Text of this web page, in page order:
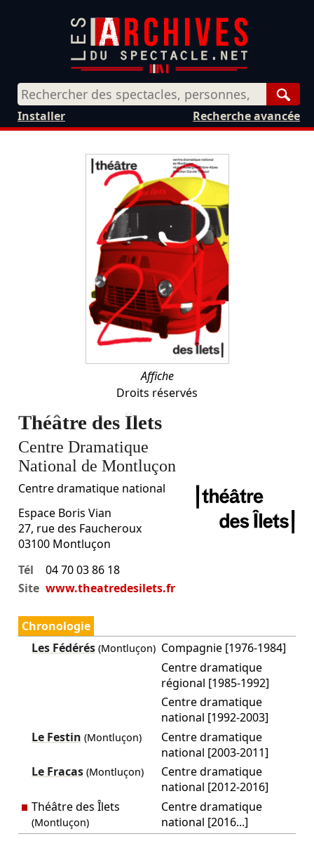
Recherche avancée
Installer
Affiche
Droits réservés
Théâtre des Îlets
Centre Dramatique
National de Montluçon
Centre dramatique national
Espace Boris Vian
27, rue des Faucheroux
03100 Montluçon
Tél
04 70 03 86 18
Site www.theatredesilets.fr
Chronologie
Les Fédérés(Montluçon) Compagnie [1976-1984]
Centre dramatique
régional [1985-1992]
Centre dramatique
national [1992-2003]
Le Festin (Montluçon)
Centre dramatique
national [2003-2011]
Le Fracas(Montluçon)
Centre dramatique
national [2012-2016]
Théâtre des Îlets
(Montluçon)
Centre dramatique
national [2016...]